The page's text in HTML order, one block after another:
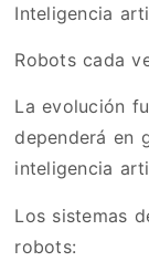
Inteligencia
Robots cada
La evolución
dependerá en
inteligencia
Los sistemas
robots: